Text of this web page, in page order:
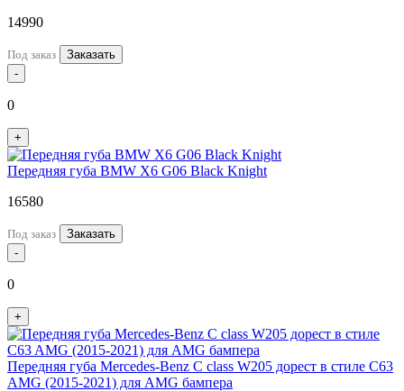
14990
Под заказ
Заказать
-
0
+
Передняя губа BMW X6 G06 Black Knight
16580
Под заказ
Заказать
-
0
+
Передняя губа Mercedes-Benz C class W205 дорест в стиле C63
AMG (2015-2021) для AMG бампера